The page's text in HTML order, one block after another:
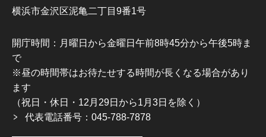
横浜市金沢区泥亀二丁目9番1号
開庁時間：月曜日から金曜日午前8時45分から午後5時ま
で
※昼の時間帯はお待たせする時間が長くなる場合があり
ます
（祝日・休日・12月29日から1月3日を除く）
代表電話番号：045-788-7878